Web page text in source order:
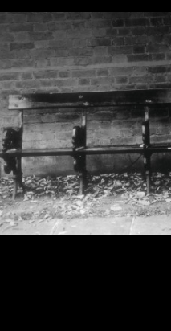
Alfred Brendel
Home News Musik
Alfred Brendel:
Recordings